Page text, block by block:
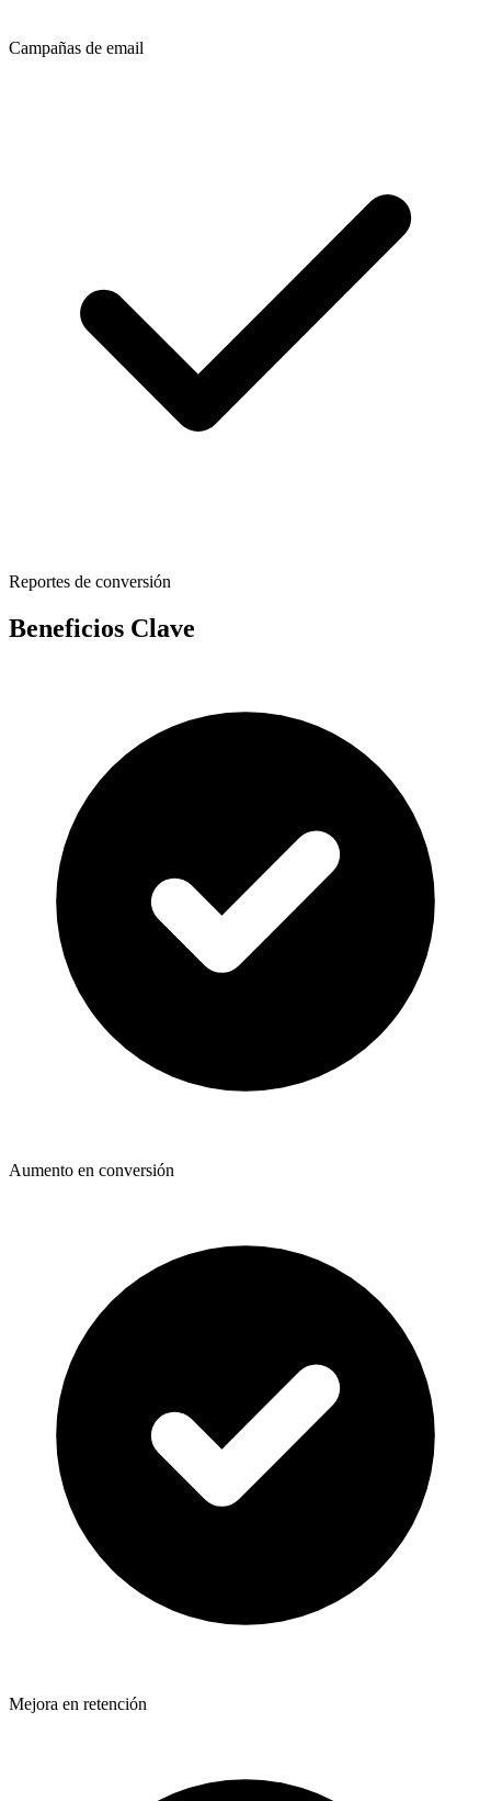
Campañas de email
Reportes de conversión
Beneficios Clave
Aumento en conversión
Mejora en retención